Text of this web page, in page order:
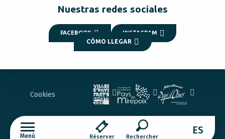
Menú Réserver
ES
Nuestras redes sociales
FACEBOOK INSTAGRAM
CÓMO LLEGAR
Cookies